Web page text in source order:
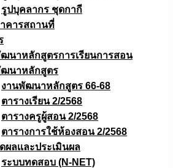
รูปบุคลากร ชุดกากี
คารสถานที่
นาหลักสูตรการเรียนการสอน
ฒนาหลักสูตร
งานพัฒนาหลักสูตร 66-68
ตารางเรียน 2/2568
ตารางครูผู้สอน 2/2568
ตารางการใช้ห้องสอน 2/2568
ผลเเละประเมินผล
ระบบทดสอบ (N-NET)